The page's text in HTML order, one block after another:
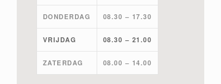
DONDERDAG 08.30 – 17.30
VRIJDAG 08.30 – 21.00
ZATERDAG 08.00 – 14.00